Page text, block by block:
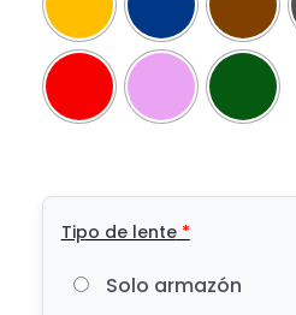
Tipo de lente*
Solo armazón